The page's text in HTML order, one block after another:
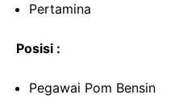
Pertamina
Posisi :
Pegawai Pom Bensin